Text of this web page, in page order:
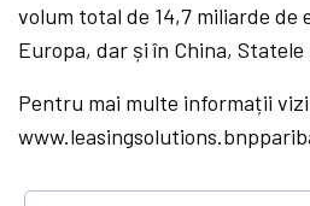
volum total de 14,7 miliarde de
Europa, dar și în China, Statele
Pentru mai multe informații